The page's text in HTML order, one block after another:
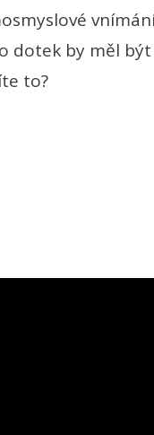
dotek by měl
to?